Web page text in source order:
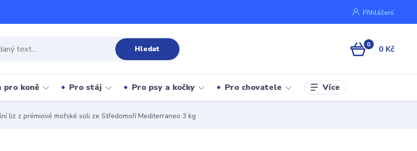
Přihlášení
Hledat 0 0 Kč
pro koně Pro stáj Pro psy a kočky Pro chovatele Více
liz z prémiové mořské soli ze Středomoří Mediterraneo 3 kg